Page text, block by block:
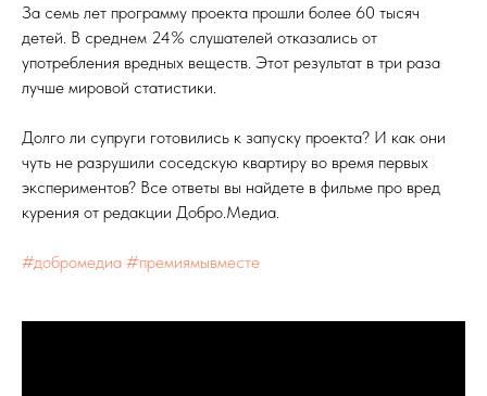
За семь лет программу проекта прошли более 60 тысяч
детей. В среднем 24% слушателей отказались от
употребления вредных веществ. Этот результат в три раза
лучше мировой статистики.
Долго ли супруги готовились к запуску проекта? И как они
чуть не разрушили соседскую квартиру во время первых
экспериментов? Все ответы вы найдете в фильме про вред
курения от редакции Добро.Медиа.
#добромедиа #премиямывместе